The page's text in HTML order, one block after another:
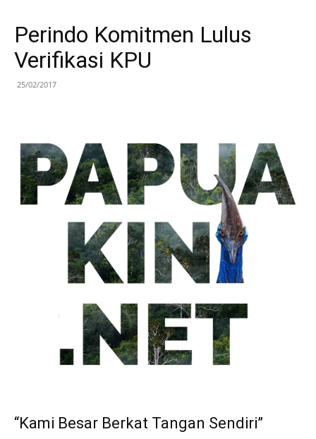
Perindo Komitmen Lulus
Verifikasi KPU
25/02/2017
“Kami Besar Berkat Tangan Sendiri”